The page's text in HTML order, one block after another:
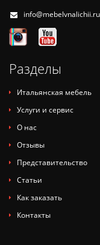
info@mebelvnalichii.ru
Разделы
Итальянская мебель
Услуги и сервис
О нас
Отзывы
Представительство
Статьи
Как заказать
Контакты